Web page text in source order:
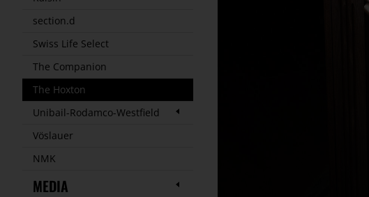
section.d
Swiss Life Select
The Companion
The Hoxton
Unibail-Rodamco-Westfield
Vöslauer
NMK
MEDIA